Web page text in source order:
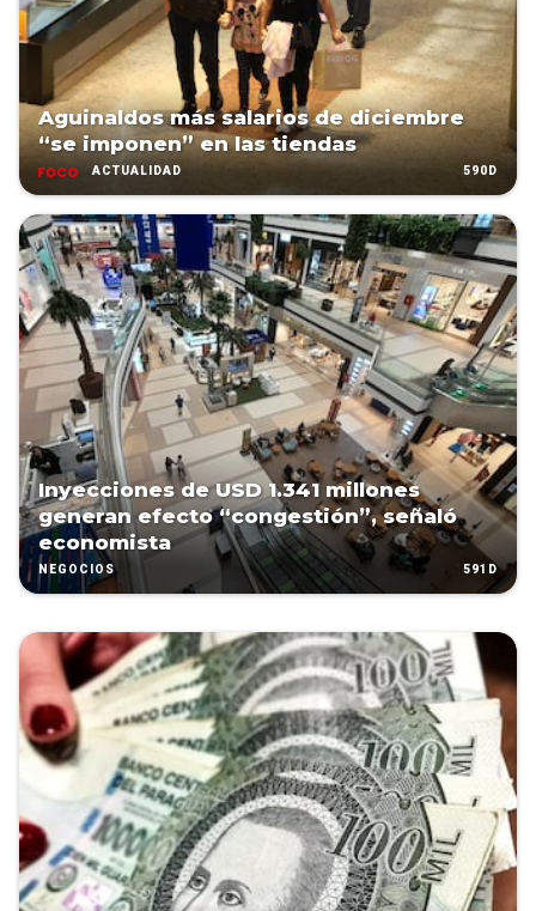
Aguinaldos más salarios de diciembre
“se imponen” en las tiendas
ACTUALIDAD 590D
Inyecciones de USD 1.341 millones
generan efecto “congestión”, señaló
economista
NEGOCIOS 591D